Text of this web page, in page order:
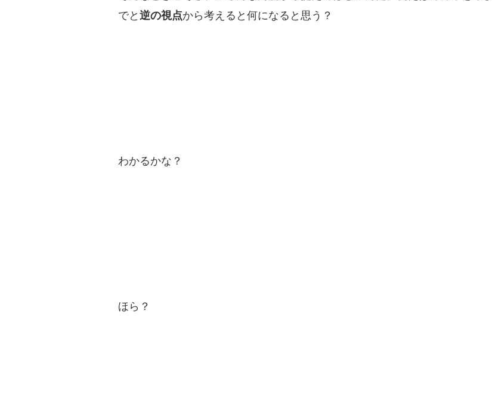
でと 逆の視点から考えると何になると思う？
わかるかな？
ほら？